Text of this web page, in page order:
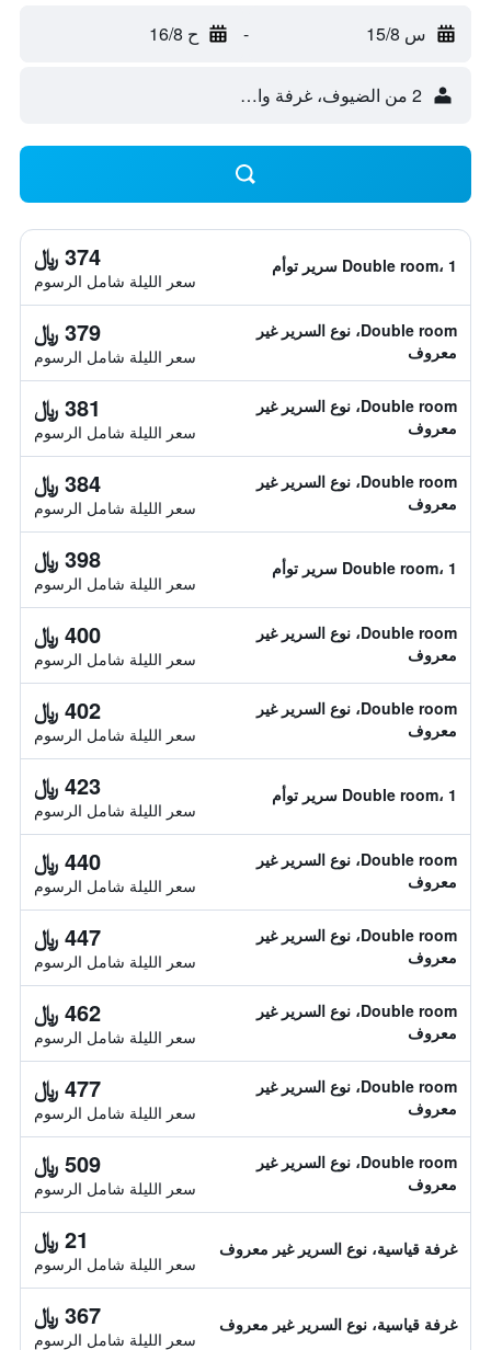
س 15/8 - ح 16/8
2 من الضيوف، غرفة واحدة
Double room، 1 سرير توأم 374 ﷼
سعر الليلة شامل الرسوم
Double room، نوع السرير غير
معروف
379 ﷼
سعر الليلة شامل الرسوم
Double room، نوع السرير غير
معروف
381 ﷼
سعر الليلة شامل الرسوم
Double room، نوع السرير غير
معروف
384 ﷼
سعر الليلة شامل الرسوم
Double room، 1 سرير توأم 398 ﷼
سعر الليلة شامل الرسوم
Double room، نوع السرير غير
معروف
400 ﷼
سعر الليلة شامل الرسوم
Double room، نوع السرير غير
معروف
402 ﷼
سعر الليلة شامل الرسوم
Double room، 1 سرير توأم 423 ﷼
سعر الليلة شامل الرسوم
Double room، نوع السرير غير
معروف
440 ﷼
سعر الليلة شامل الرسوم
Double room، نوع السرير غير
معروف
447 ﷼
سعر الليلة شامل الرسوم
Double room، نوع السرير غير
معروف
462 ﷼
سعر الليلة شامل الرسوم
Double room، نوع السرير غير
معروف
477 ﷼
سعر الليلة شامل الرسوم
Double room، نوع السرير غير
معروف
509 ﷼
سعر الليلة شامل الرسوم
غرفة قياسية، نوع السرير غير معروف 21 ﷼
سعر الليلة شامل الرسوم
غرفة قياسية، نوع السرير غير معروف 367 ﷼
سعر الليلة شامل الرسوم